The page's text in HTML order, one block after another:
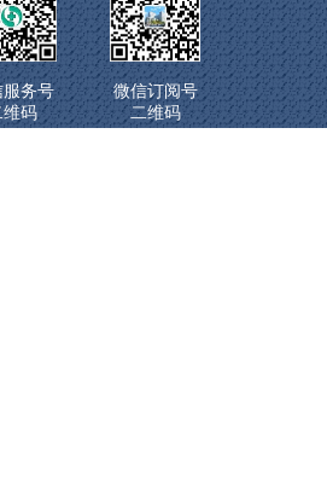
务号
维码
微信订阅号
二维码